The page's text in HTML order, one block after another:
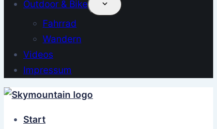
Outdoor & Bike
Fahrrad
Wandern
Videos
Impressum
Start